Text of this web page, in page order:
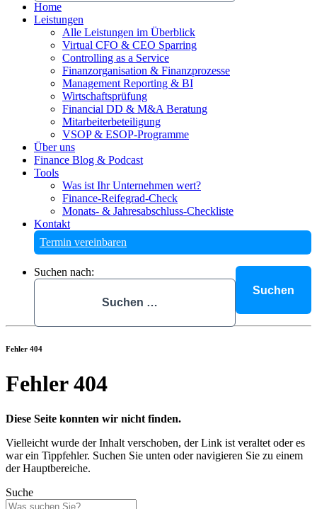
Home
Leistungen
Alle Leistungen im Überblick
Virtual CFO & CEO Sparring
Controlling as a Service
Finanzorganisation & Finanzprozesse
Management Reporting & BI
Wirtschaftsprüfung
Financial DD & M&A Beratung
Mitarbeiterbeteiligung
VSOP & ESOP-Programme
Über uns
Finance Blog & Podcast
Tools
Was ist Ihr Unternehmen wert?
Finance-Reifegrad-Check
Monats- & Jahresabschluss-Checkliste
Kontakt
Termin vereinbaren
Suchen nach:
Fehler 404
Fehler 404
Diese Seite konnten wir nicht finden.
Vielleicht wurde der Inhalt verschoben, der Link ist veraltet oder es
war ein Tippfehler. Suchen Sie unten oder navigieren Sie zu einem
der Hauptbereiche.
Suche